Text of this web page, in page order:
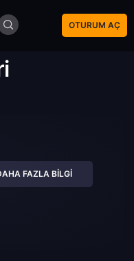
OTURUM AÇ
FAZLA BILGI